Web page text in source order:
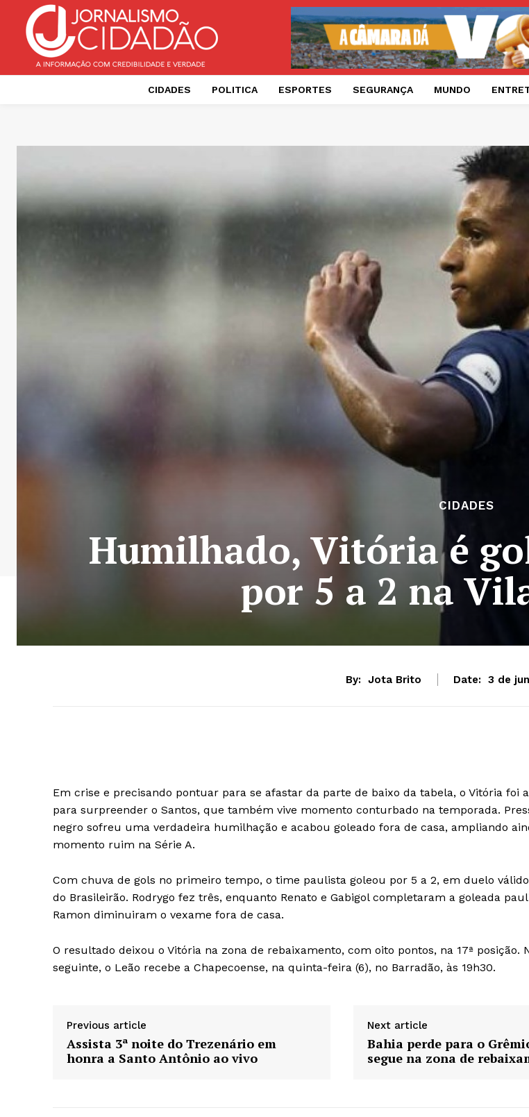
CIDADES POLITICA ESPORTES SEGURANÇA MUNDO
CIDADES
Humilhado, Vitória é
por 5 a 2 na
By: Jota Brito Date: 3 de
Em crise e precisando pontuar para se afastar da parte de baixo da tabela, o Vitória foi
para surpreender o Santos, que também vive momento conturbado na temporada.
negro sofreu uma verdadeira humilhação e acabou goleado fora de casa, ampliando
momento ruim na Série A.
Com chuva de gols no primeiro tempo, o time paulista goleou por 5 a 2, em duelo
do Brasileirão. Rodrygo fez três, enquanto Renato e Gabigol completaram a goleada
Ramon diminuiram o vexame fora de casa.
O resultado deixou o Vitória na zona de rebaixamento, com oito pontos, na 17ª posição.
seguinte, o Leão recebe a Chapecoense, na quinta-feira (6), no Barradão, às 19h30.
Previous article
Assista 3ª noite do Trezenário em
honra a Santo Antônio ao vivo
Next article
Bahia perde para o
segue na zona de